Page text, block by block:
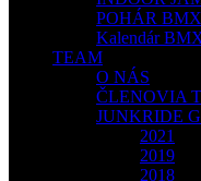
POHÁR
Kalendár
TEAM
O NÁS
ČLENOVIA
JUNKRIDE
2021
2019
2018